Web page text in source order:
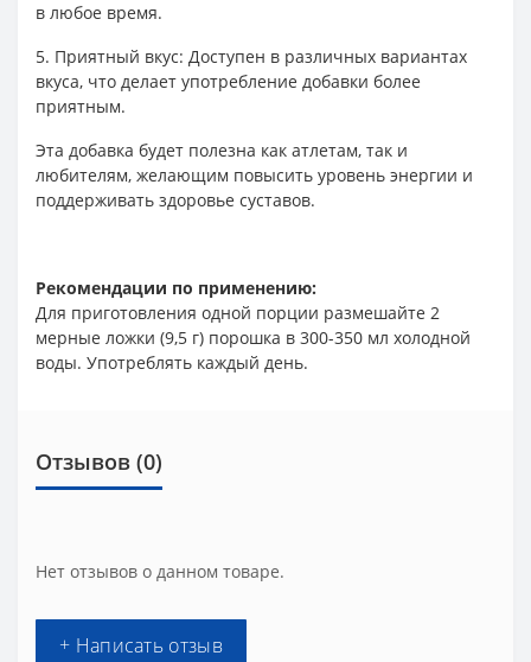
в любое время.
5. Приятный вкус: Доступен в различных вариантах
вкуса, что делает употребление добавки более
приятным.
Эта добавка будет полезна как атлетам, так и
любителям, желающим повысить уровень энергии и
поддерживать здоровье суставов.
Рекомендации по применению:
Для приготовления одной порции размешайте 2
мерные ложки (9,5 г) порошка в 300-350 мл холодной
воды. Употреблять каждый день.
Отзывов (0)
Нет отзывов о данном товаре.
+ Написать отзыв